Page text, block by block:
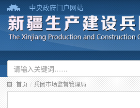
中央政府门户网站
首页 / 兵团市场监督管理局